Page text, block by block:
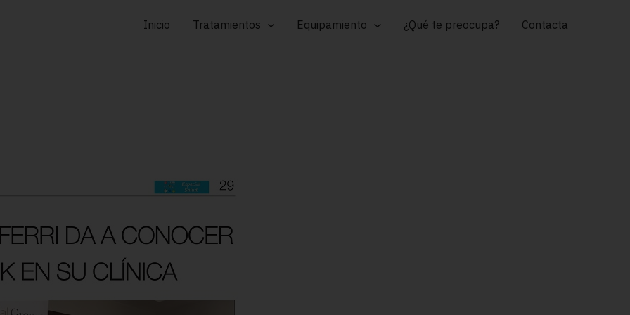
Inicio Tratamientos Equipamiento ¿Qué te preocupa? Contacta